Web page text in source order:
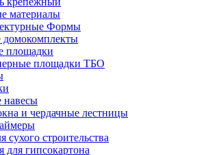
материалы
Формы
домокомплекты
площадки
площадки ТБО
навесы
и чердачные лестницы
сухого строительства
для гипсокартона